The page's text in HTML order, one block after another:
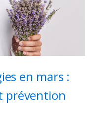
en mars :
prévention